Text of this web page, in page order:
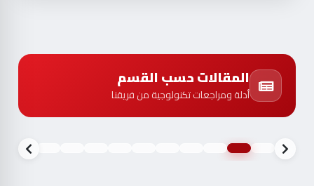
المقالات حسب القسم
أدلة ومراجعات تكنولوجية من فريقنا